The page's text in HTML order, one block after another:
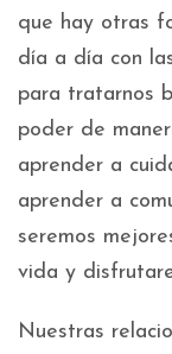
que hay otras
día a día con
para tratarnos
poder de
aprender a
aprender a
seremos
vida y
Nuestras